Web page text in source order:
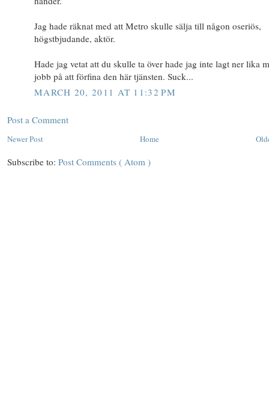
Jag hade räknat med att Metro skulle sälja till någon oseriös,
högstbjudande, aktör.
Hade jag vetat att du skulle ta över hade jag inte lagt ner lika
jobb på att förfina den här tjänsten. Suck...
MARCH 20, 2011 AT 11:32 PM
Post a Comment
Newer Post Home
Subscribe to: Post Comments ( Atom )